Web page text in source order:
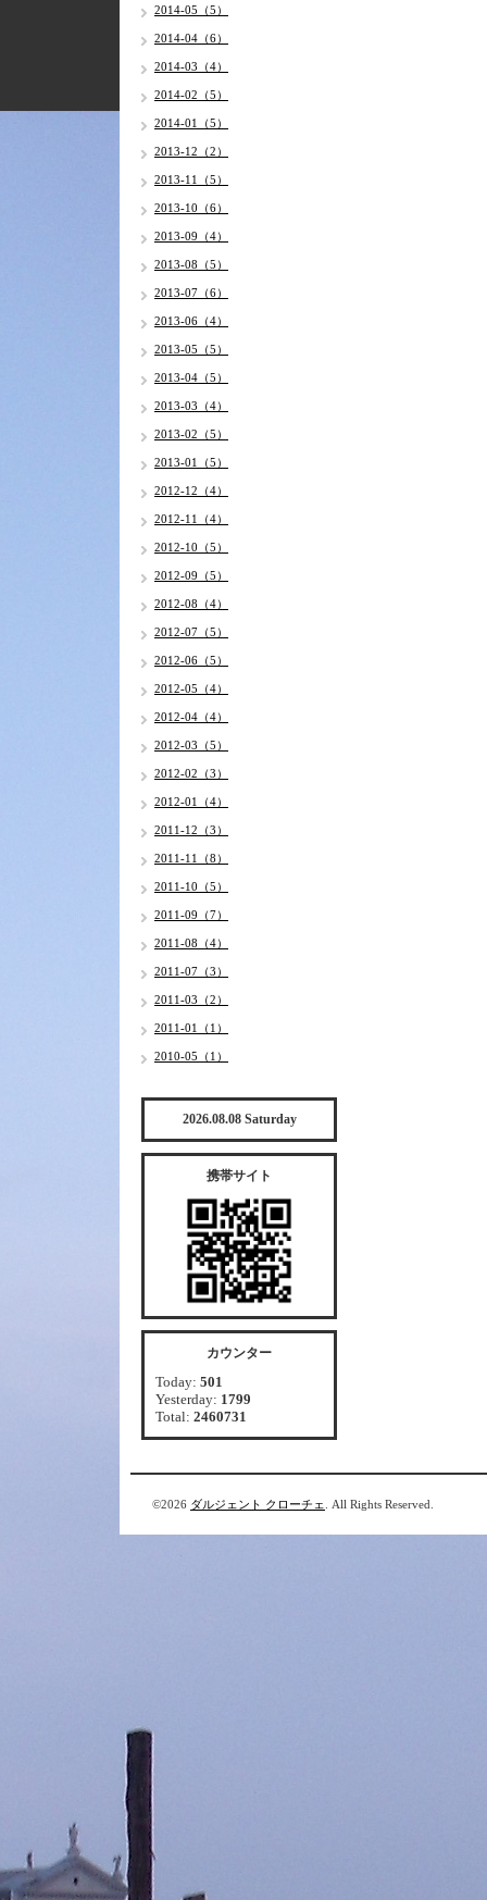
2014-05（5）
2014-04（6）
2014-03（4）
2014-02（5）
2014-01（5）
2013-12（2）
2013-11（5）
2013-10（6）
2013-09（4）
2013-08（5）
2013-07（6）
2013-06（4）
2013-05（5）
2013-04（5）
2013-03（4）
2013-02（5）
2013-01（5）
2012-12（4）
2012-11（4）
2012-10（5）
2012-09（5）
2012-08（4）
2012-07（5）
2012-06（5）
2012-05（4）
2012-04（4）
2012-03（5）
2012-02（3）
2012-01（4）
2011-12（3）
2011-11（8）
2011-10（5）
2011-09（7）
2011-08（4）
2011-07（3）
2011-03（2）
2011-01（1）
2010-05（1）
2026.08.08 Saturday
携帯サイト
カウンター
Today: 501
Yesterday: 1799
Total: 2460731
©2026 ダルジェント クローチェ . All Rights Reserved.